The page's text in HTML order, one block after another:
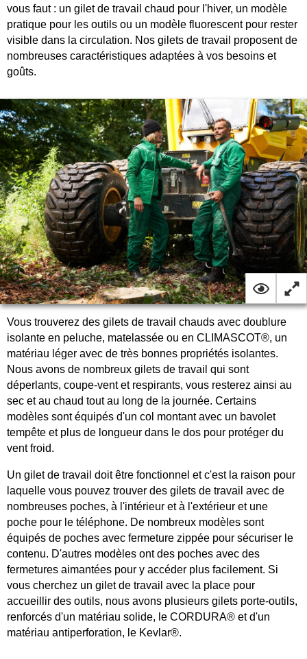
vous faut : un gilet de travail chaud pour l'hiver, un modèle
pratique pour les outils ou un modèle fluorescent pour rester
visible dans la circulation. Nos gilets de travail proposent de
nombreuses caractéristiques adaptées à vos besoins et
goûts.
Vous trouverez des gilets de travail chauds avec doublure
isolante en peluche, matelassée ou en CLIMASCOT®, un
matériau léger avec de très bonnes propriétés isolantes.
Nous avons de nombreux gilets de travail qui sont
déperlants, coupe-vent et respirants, vous resterez ainsi au
sec et au chaud tout au long de la journée. Certains
modèles sont équipés d'un col montant avec un bavolet
tempête et plus de longueur dans le dos pour protéger du
vent froid.
Un gilet de travail doit être fonctionnel et c'est la raison pour
laquelle vous pouvez trouver des gilets de travail avec de
nombreuses poches, à l'intérieur et à l'extérieur et une
poche pour le téléphone. De nombreux modèles sont
équipés de poches avec fermeture zippée pour sécuriser le
contenu. D'autres modèles ont des poches avec des
fermetures aimantées pour y accéder plus facilement. Si
vous cherchez un gilet de travail avec la place pour
accueillir des outils, nous avons plusieurs gilets porte-outils,
renforcés d'un matériau solide, le CORDURA® et d'un
matériau antiperforation, le Kevlar®.